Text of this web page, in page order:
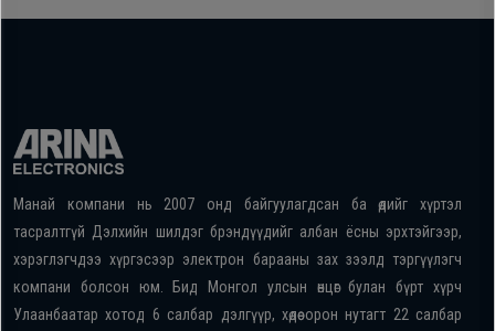
Манай компани нь 2007 онд байгуулагдсан ба өдийг хүртэл
тасралтгүй Дэлхийн шилдэг брэндүүдийг албан ёсны эрхтэйгээр,
хэрэглэгчдээ хүргэсээр электрон барааны зах зээлд тэргүүлэгч
компани болсон юм. Бид Монгол улсын өнцөг булан бүрт хүрч
Улаанбаатар хотод 6 салбар дэлгүүр, хөдөө орон нутагт 22 салбар